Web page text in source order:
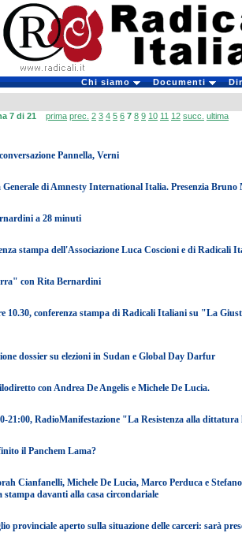
Chi siamo Documenti
7 di 21 prima prec. 2 3 4 5 6 7 8 9 10 11 12 succ. ultima
Pannella, Verni
di Amnesty International Italia. Presenzia Bruno
a 28 minuti
stampa dell'Associazione Luca Coscioni e di Radicali
con Rita Bernardini
10.30, conferenza stampa di Radicali Italiani su "La
dossier su elezioni in Sudan e Global Day Darfur
con Andrea De Angelis e Michele De Lucia.
21:00, RadioManifestazione "La Resistenza alla
il Panchem Lama?
Cianfanelli, Michele De Lucia, Marco Perduca e
stampa davanti alla casa circondariale
provinciale aperto sulla situazione delle carceri: sarà